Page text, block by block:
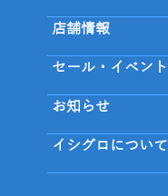
店舗情報
セール・イベント
お知らせ
イシグロについて